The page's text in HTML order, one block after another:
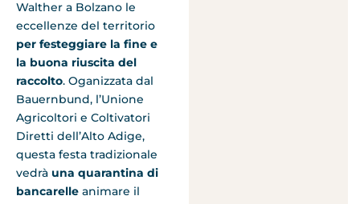
Walther a Bolzano le
eccellenze del territorio
per festeggiare la fine e
la buona riuscita del
raccolto. Oganizzata dal
Bauernbund, l’Unione
Agricoltori e Coltivatori
Diretti dell’Alto Adige,
questa festa tradizionale
vedrà una quarantina di
bancarelle animare il